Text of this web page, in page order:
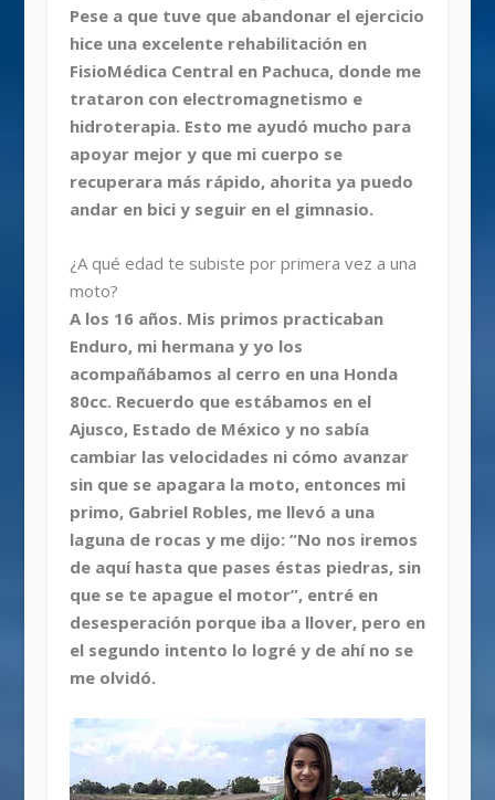
Pese a que tuve que abandonar el ejercicio
hice una excelente rehabilitación en
FisioMédica Central en Pachuca, donde me
trataron con electromagnetismo e
hidroterapia. Esto me ayudó mucho para
apoyar mejor y que mi cuerpo se
recuperara más rápido, ahorita ya puedo
andar en bici y seguir en el gimnasio.
¿A qué edad te subiste por primera vez a una
moto?
A los 16 años. Mis primos practicaban
Enduro, mi hermana y yo los
acompañábamos al cerro en una Honda
80cc. Recuerdo que estábamos en el
Ajusco, Estado de México y no sabía
cambiar las velocidades ni cómo avanzar
sin que se apagara la moto, entonces mi
primo, Gabriel Robles, me llevó a una
laguna de rocas y me dijo: “No nos iremos
de aquí hasta que pases éstas piedras, sin
que se te apague el motor”, entré en
desesperación porque iba a llover, pero en
el segundo intento lo logré y de ahí no se
me olvidó.